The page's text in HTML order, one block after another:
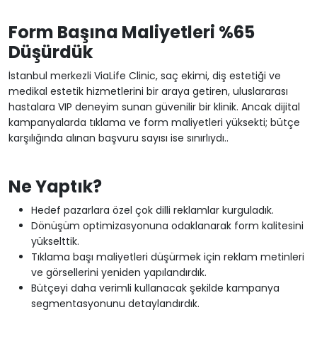
Form Başına Maliyetleri %65
Düşürdük
İstanbul merkezli ViaLife Clinic, saç ekimi, diş estetiği ve
medikal estetik hizmetlerini bir araya getiren, uluslararası
hastalara VIP deneyim sunan güvenilir bir klinik. Ancak dijital
kampanyalarda tıklama ve form maliyetleri yüksekti; bütçe
karşılığında alınan başvuru sayısı ise sınırlıydı..
Ne Yaptık?
Hedef pazarlara özel çok dilli reklamlar kurguladık.
Dönüşüm optimizasyonuna odaklanarak form kalitesini
yükselttik.
Tıklama başı maliyetleri düşürmek için reklam metinleri
ve görsellerini yeniden yapılandırdık.
Bütçeyi daha verimli kullanacak şekilde kampanya
segmentasyonunu detaylandırdık.